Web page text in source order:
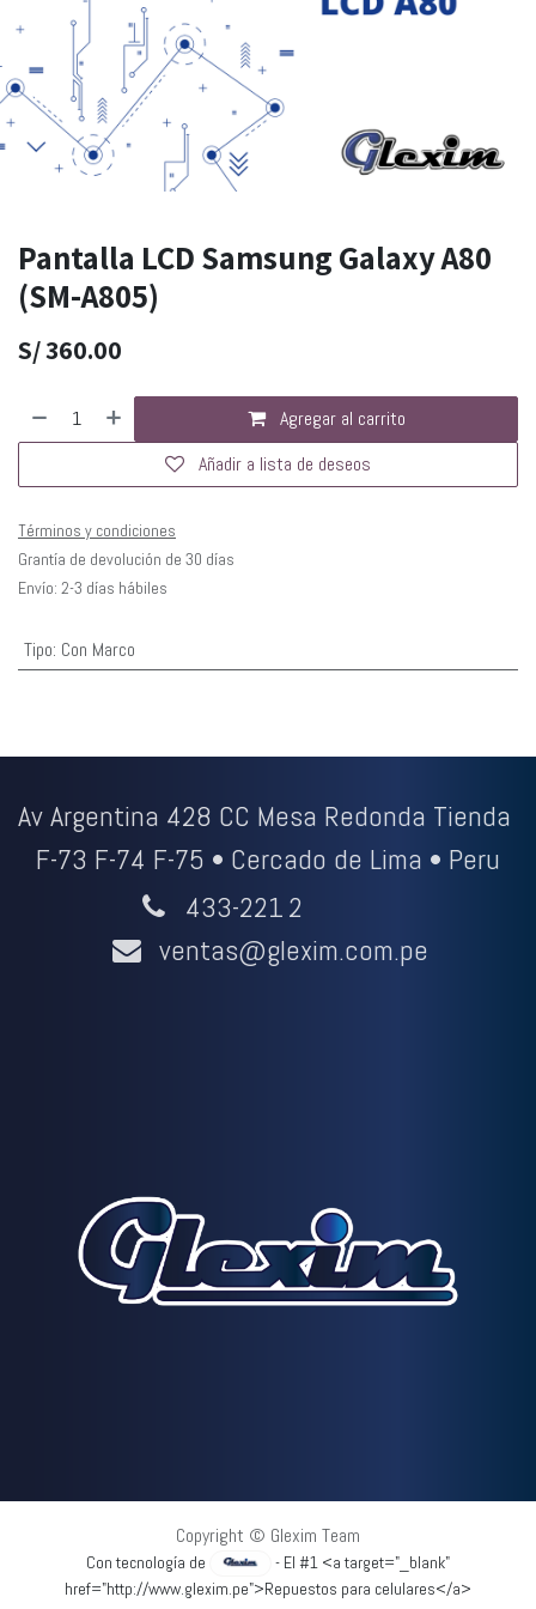
Pantalla LCD Samsung Galaxy A80
(SM-A805)
S/360.00
Agregar al carrito
Añadir a lista de deseos
Términos y condiciones
Grantía de devolución de 30 días
Envío: 2-3 días hábiles
Tipo: Con Marco
Av Argentina 428 CC Mesa Redonda Tienda
F-73 F-74 F-75 • Cercado de Lima • Peru
433-2212
ventas@glexim.com.pe
Copyright © Glexim Team
Con tecnología de
- El #1 <a target="_blank"
href="http://www.glexim.pe">Repuestos para celulares</a>